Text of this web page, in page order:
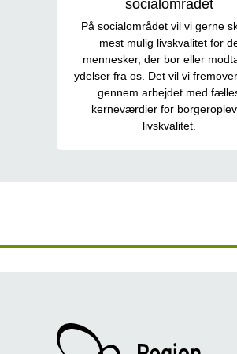
socialområdet
På socialområdet vil vi gerne
mest mulig livskvalitet for
mennesker, der bor eller
ydelser fra os. Det vil vi
gennem arbejdet med
kerneværdier for
livskvalitet.